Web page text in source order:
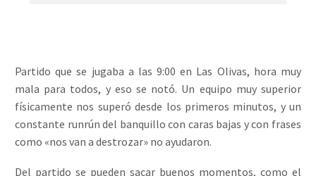
Partido que se jugaba a las 9:00 en Las Olivas, hora muy
mala para todos, y eso se notó. Un equipo muy superior
físicamente nos superó desde los primeros minutos, y un
constante runrún del banquillo con caras bajas y con frases
como «nos van a destrozar» no ayudaron.
Del partido se pueden sacar buenos momentos, como el